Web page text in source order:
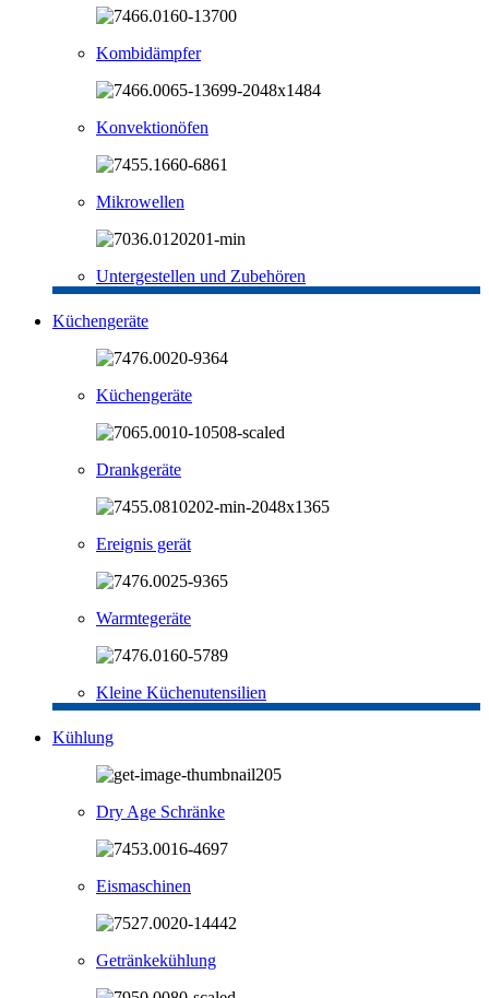
Kombidämpfer
Konvektionöfen
Mikrowellen
Untergestellen und Zubehören
Küchengeräte
Küchengeräte
Drankgeräte
Ereignis gerät
Warmtegeräte
Kleine Küchenutensilien
Kühlung
Dry Age Schränke
Eismaschinen
Getränkekühlung